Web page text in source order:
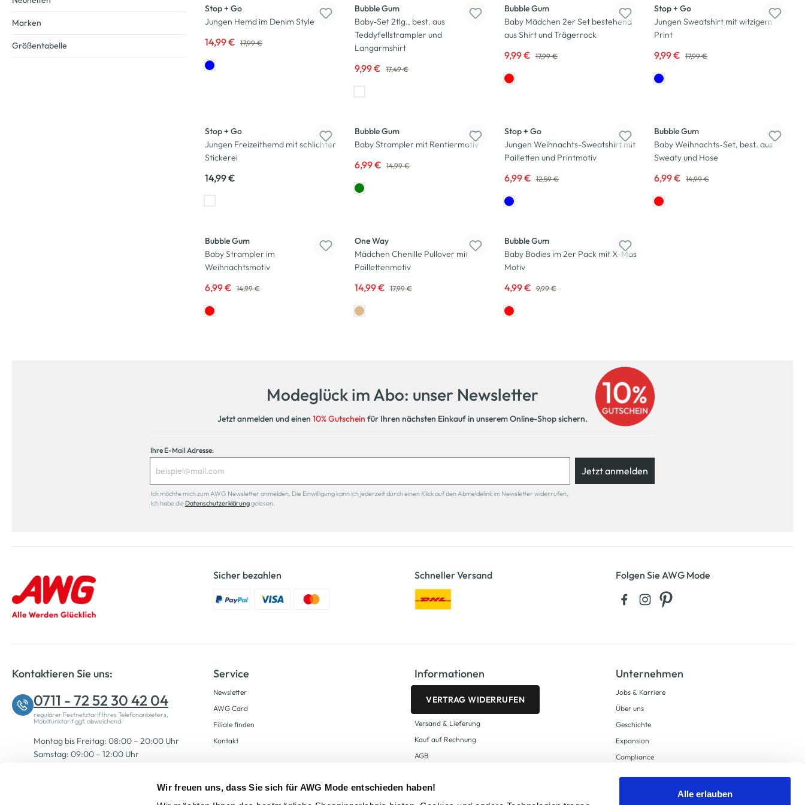
Wir freuen uns, dass Sie sich für AWG Mode entschieden haben!
Alle erlauben
Stop + Go
Jungen Hemd im Denim Style
14,99 € 17,99 €
Bubble Gum
Baby-Set 2tlg., best. aus
Teddyfellstrampler und
Langarmshirt
9,99 € 17,49 €
Bubble Gum
Baby Mädchen 2er Set bestehend
aus Shirt und Trägerrock
9,99 € 17,99 €
Stop + Go
Jungen Sweatshirt mit witzigem
Print
9,99 € 17,99 €
Stop + Go
Jungen Freizeithemd mit schlichter
Stickerei
14,99 €
Bubble Gum
Baby Strampler mit Rentiermotiv
6,99 € 14,99 €
Stop + Go
Jungen Weihnachts-Sweatshirt mit
Pailletten und Printmotiv
6,99 € 12,59 €
Bubble Gum
Baby Weihnachts-Set, best. aus
Sweaty und Hose
6,99 € 14,99 €
Bubble Gum
Baby Strampler im
Weihnachtsmotiv
6,99 € 14,99 €
One Way
Mädchen Chenille Pullover mit
Paillettenmotiv
14,99 € 17,99 €
Bubble Gum
Baby Bodies im 2er Pack mit X-Mas
Motiv
4,99 € 9,99 €
Marken
Größentabelle
Modeglück im Abo: unser Newsletter
Jetzt anmelden und einen 10% Gutschein für Ihren nächsten Einkauf in unserem Online-Shop sichern.
Ihre E-Mail Adresse:
Jetzt anmelden
Ich möchte mich zum AWG Newsletter anmelden. Die Einwilligung kann ich jederzeit durch einen Klick auf den Abmeldelink im Newsletter widerrufen.
Ich habe die Datenschutzerklärunggelesen.
Sicher bezahlen Schneller Versand Folgen Sie AWG Mode
Kontaktieren Sie uns:
0711 - 72 52 30 42 04
regulärer Festnetztarif Ihres Telefonanbieters,
Mobilfunktarif ggf. abweichend.
Montag bis Freitag: 08:00 – 20:00 Uhr
Samstag: 09:00 – 12:00 Uhr
Service
Newsletter
AWG Card
Filiale finden
Kontakt
Informationen
VERTRAG WIDERRUFEN
Versand & Lieferung
Kauf auf Rechnung
AGB
Zahlungsarten
Unternehmen
Jobs & Karriere
Über uns
Geschichte
Expansion
Compliance
Supply Chain Due Diligence